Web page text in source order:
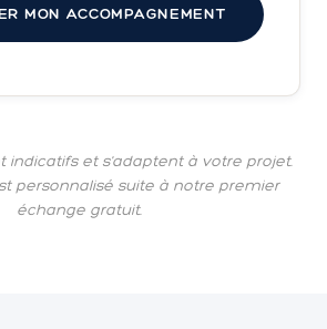
MON ACCOMPAGNEMENT
indicatifs et s'adaptent à votre projet.
personnalisé suite à notre premier
échange gratuit.